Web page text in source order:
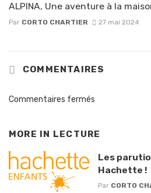
ALPINA, Une aventure à la
Par CORTO CHARTIER 27 mai 2024
COMMENTAIRES
Commentaires fermés
MORE IN LECTURE
Les
Hachette !
Par CORTO